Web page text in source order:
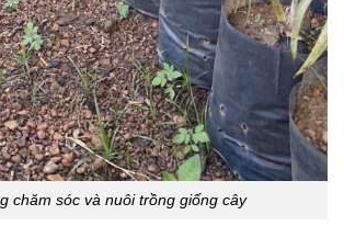
chăm sóc và nuôi trồng giống cây